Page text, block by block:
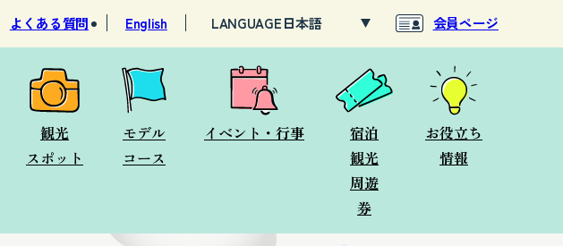
よくある質問 English LANGUAGE 会員ページ
観光
スポット
モデル
コース
イベント・行事
宿泊
観光
周遊
券
お役立ち
情報